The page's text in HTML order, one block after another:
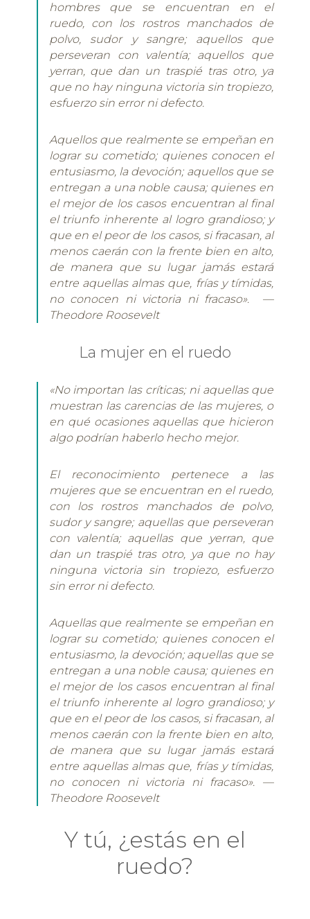
hombres que se encuentran en el
ruedo, con los rostros manchados de
polvo, sudor y sangre; aquellos que
perseveran con valentía; aquellos que
yerran, que dan un traspié tras otro, ya
que no hay ninguna victoria sin tropiezo,
esfuerzo sin error ni defecto.
Aquellos que realmente se empeñan en
lograr su cometido; quienes conocen el
entusiasmo, la devoción; aquellos que se
entregan a una noble causa; quienes en
el mejor de los casos encuentran al final
el triunfo inherente al logro grandioso; y
que en el peor de los casos, si fracasan, al
menos caerán con la frente bien en alto,
de manera que su lugar jamás estará
entre aquellas almas que, frías y tímidas,
no conocen ni victoria ni fracaso».
—
Theodore Roosevelt
La mujer en el ruedo
«No importan las críticas; ni aquellas que
muestran las carencias de las mujeres, o
en qué ocasiones aquellas que hicieron
algo podrían haberlo hecho mejor.
El reconocimiento pertenece a las
mujeres que se encuentran en el ruedo,
con los rostros manchados de polvo,
sudor y sangre; aquellas que perseveran
con valentía; aquellas que yerran, que
dan un traspié tras otro, ya que no hay
ninguna victoria sin tropiezo, esfuerzo
sin error ni defecto.
Aquellas que realmente se empeñan en
lograr su cometido; quienes conocen el
entusiasmo, la devoción; aquellas que se
entregan a una noble causa; quienes en
el mejor de los casos encuentran al final
el triunfo inherente al logro grandioso; y
que en el peor de los casos, si fracasan, al
menos caerán con la frente bien en alto,
de manera que su lugar jamás estará
entre aquellas almas que, frías y tímidas,
no conocen ni victoria ni fracaso». —
Theodore Roosevelt
Y tú, ¿estás en el
ruedo?